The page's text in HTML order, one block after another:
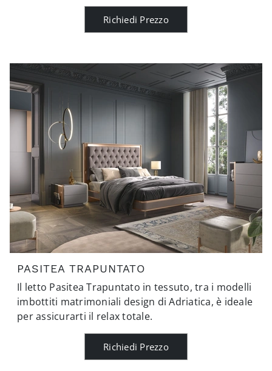
Richiedi Prezzo
PASITEA TRAPUNTATO
Il letto Pasitea Trapuntato in tessuto, tra i modelli
imbottiti matrimoniali design di Adriatica, è ideale
per assicurarti il relax totale.
Richiedi Prezzo